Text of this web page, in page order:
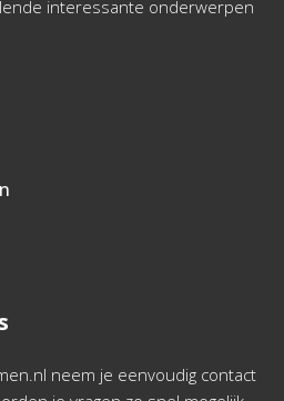
interessante onderwerpen
neem je eenvoudig contact